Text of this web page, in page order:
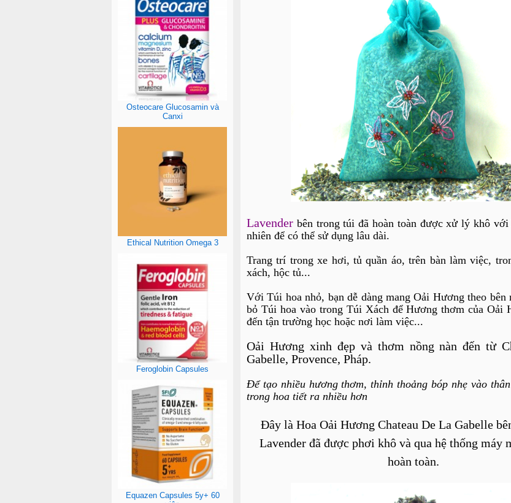
Lavender bên trong túi đã hoàn toàn được xử lý khô
nhiên để có thể sử dụng lâu dài.
Trang trí trong xe hơi, tủ quần áo, trên bàn làm việc,
xách, hộc tủ...
Với Túi hoa nhỏ, bạn dễ dàng mang Oải Hương theo bên
bỏ Túi hoa vào trong Túi Xách để Hương thơm của Oải
đến tận trường học hoặc nơi làm việc...
Oải Hương xinh đẹp và thơm nồng nàn đến từ
Gabelle, Provence, Pháp.
Để tạo nhiều hương thơm, thỉnh thoảng bóp nhẹ vào
trong hoa tiết ra nhiều hơn
Đây là Hoa Oải Hương Chateau De La Gabelle
Lavender đã được phơi khô và qua hệ thống máy
hoàn toàn.
Osteocare Glucosamin và
Canxi
Ethical Nutrition Omega 3
Feroglobin Capsules
Equazen Capsules 5y+ 60